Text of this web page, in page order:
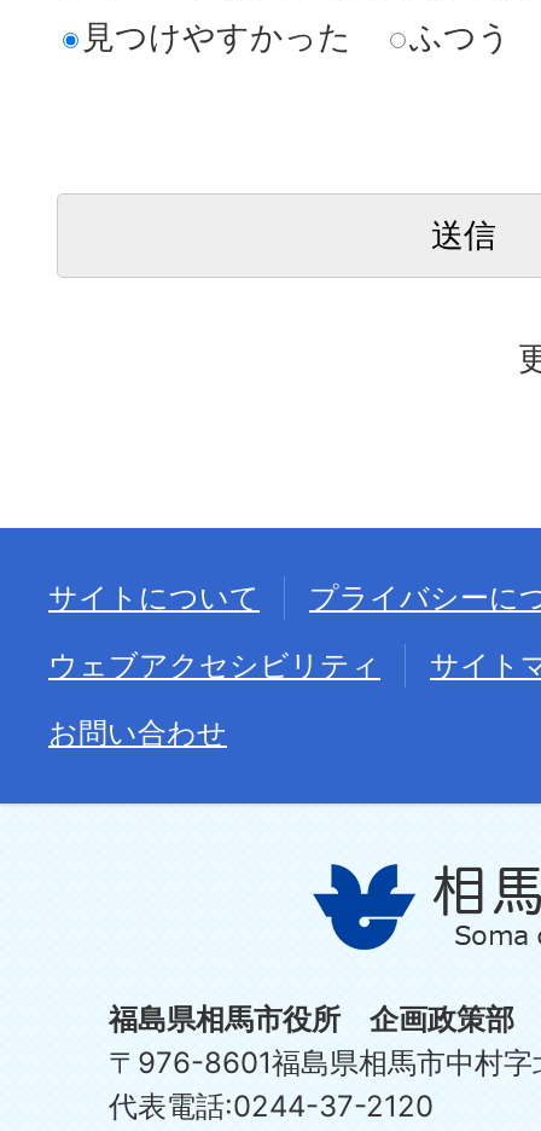
見つけやすかった
ふつう
サイトについて
プライバシーに
ウェブアクセシビリティ
サイト
お問い合わせ
福島県相馬市役所 企画政策部
〒976-8601福島県相馬市中村
代表電話:0244-37-2120